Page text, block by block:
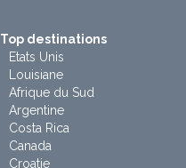
Top destinations
Etats Unis
Louisiane
Afrique du Sud
Argentine
Costa Rica
Canada
Croatie